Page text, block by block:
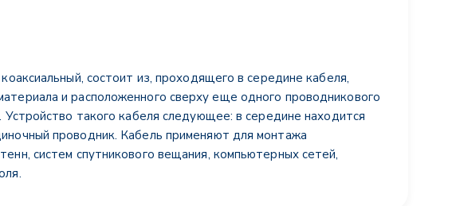
состоит из, проходящего в середине кабеля,
и расположенного сверху еще одного проводникового
такого кабеля следующее: в середине находится
проводник. Кабель применяют для монтажа
систем спутникового вещания, компьютерных сетей,